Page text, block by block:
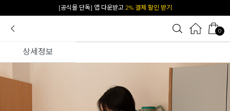
카카오 플친 추가하면1천원 즉시 할인 쿠폰
0
상세정보